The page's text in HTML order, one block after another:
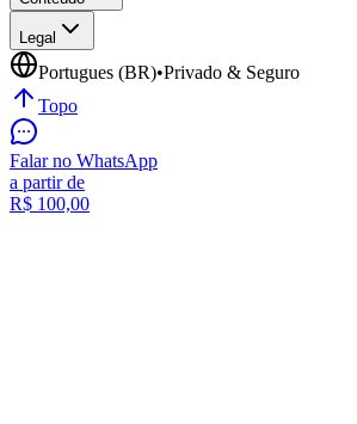
Legal
Portugues (BR)•Privado & Seguro
Topo
Falar no WhatsApp
a partir de
R$ 100,00